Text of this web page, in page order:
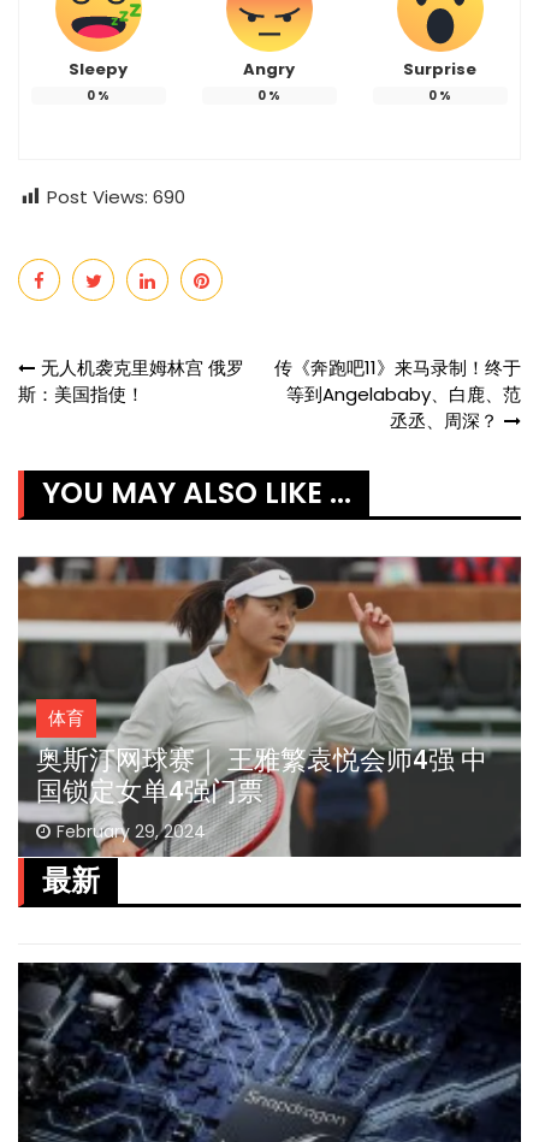
Sleepy
0 %
Angry
0 %
Surprise
0 %
Post Views: 690
Post
无人机袭克里姆林宫 俄罗
斯：美国指使！
传《奔跑吧11》来马录制！终于
等到Angelababy、白鹿、范
丞丞、周深？
YOU MAY ALSO LIKE ...
体育
迈亚密网球公开赛 郑钦文 王欣瑜闯32强
March 22, 2024
最新